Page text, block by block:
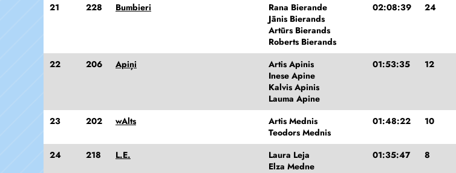
21 228 Bumbieri
Rana Bierande
Jānis Bierands
Artūrs Bierands
Roberts Bierands
02:08:39 24
22 206 Apiņi
Artis Apinis
Inese Apine
Kalvis Apinis
Lauma Apine
01:53:35 12
23 202 wAlts
Artis Mednis
Teodors Mednis
01:48:22 10
24 218 L.E.
Laura Leja
Elza Medne
01:35:47 8